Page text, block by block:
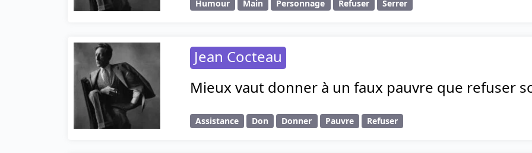
Humour Main Personnage Refuser Serrer
Jean Cocteau
Mieux vaut donner à un faux pauvre que refuser
Assistance Don Donner Pauvre Refuser